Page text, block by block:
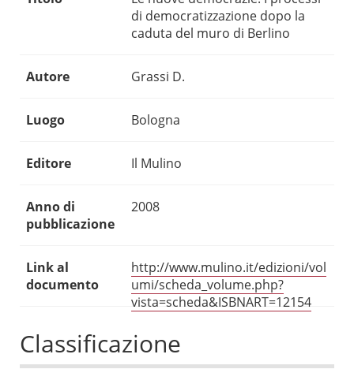
di democratizzazione dopo la
caduta del muro di Berlino
Autore Grassi D.
Luogo Bologna
Editore Il Mulino
Anno di
pubblicazione
2008
Link al
documento
http://www.mulino.it/edizioni/vol
umi/scheda_volume.php?
vista=scheda&ISBNART=12154
Classificazione